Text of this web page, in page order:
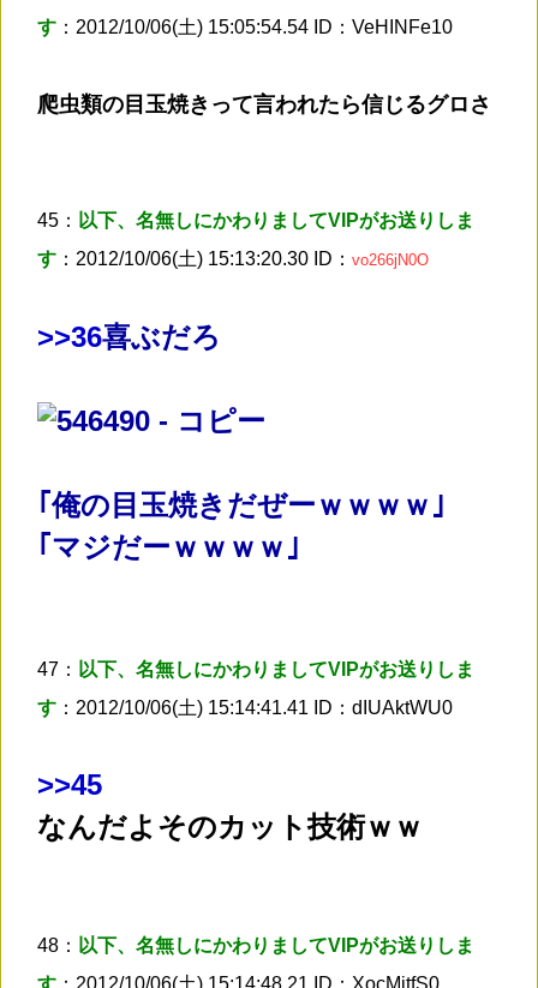
す ：2012/10/06(土) 15:05:54.54 ID：VeHINFe10
爬虫類の目玉焼きって言われたら信じるグロさ
45： 以下、名無しにかわりましてVIPがお送りしま
す ：2012/10/06(土) 15:13:20.30 ID： vo266jN0O
>>36喜ぶだろ
｢俺の目玉焼きだぜーｗｗｗｗ｣
｢マジだーｗｗｗｗ｣
47： 以下、名無しにかわりましてVIPがお送りしま
す ：2012/10/06(土) 15:14:41.41 ID：dIUAktWU0
>>45
なんだよそのカット技術ｗｗ
48： 以下、名無しにかわりましてVIPがお送りしま
す ：2012/10/06(土) 15:14:48.21 ID：XocMitfS0